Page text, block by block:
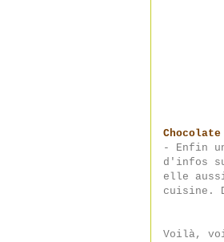
Chocolate
- Enfin
d'infos
elle
cuisine.
Voilà,